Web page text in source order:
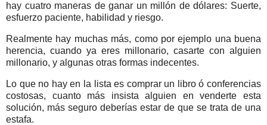
hay cuatro maneras de ganar un millón de dólares: Suerte,
esfuerzo paciente, habilidad y riesgo.
Realmente hay muchas más, como por ejemplo una buena
herencia, cuando ya eres millonario, casarte con alguien
millonario, y algunas otras formas indecentes.
Lo que no hay en la lista es comprar un libro ó conferencias
costosas, cuanto más insista alguien en venderte esta
solución, más seguro deberías estar de que se trata de una
estafa.